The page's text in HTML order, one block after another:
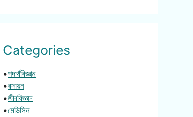
Categories
•পদার্থবিজ্ঞান
•রসায়ন
•জীববিজ্ঞান
•মেডিসিন